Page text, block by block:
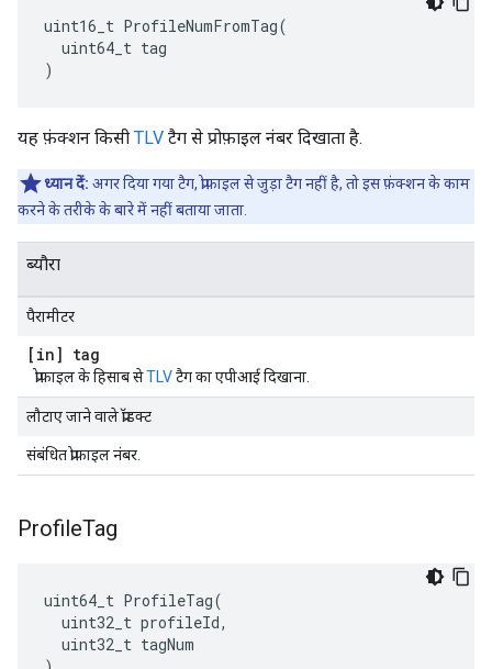
uint16_t ProfileNumFromTag(
  uint64_t tag
)
यह फ़ंक्शन किसी TLV टैग से प्रोफ़ाइल नंबर दिखाता है.
ध्यान दें: अगर दिया गया टैग, प्रोफ़ाइल से जुड़ा टैग नहीं है, तो इस फ़ंक्शन के काम
करने के तरीके के बारे में नहीं बताया जाता.
ब्यौरा
पैरामीटर
[in] tag
प्रोफ़ाइल के हिसाब सेTLVटैग का एपीआई दिखाना.
लौटाए जाने वाले प्रॉडक्ट
संबंधित प्रोफ़ाइल नंबर.
ProfileTag
uint64_t ProfileTag(
  uint32_t profileId,
  uint32_t tagNum